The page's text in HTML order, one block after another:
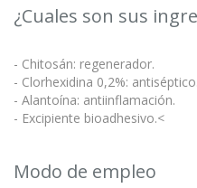
¿Cuales son sus
- Chitosán: regenerador.
- Clorhexidina 0,2%: antiséptico.
- Alantoína: antiinflamación.
- Excipiente bioadhesivo.<
Modo de empleo